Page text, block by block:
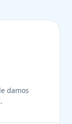
damos